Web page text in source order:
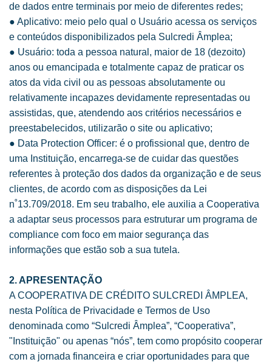
de dados entre terminais por meio de diferentes redes;
● Aplicativo: meio pelo qual o Usuário acessa os serviços
e conteúdos disponibilizados pela Sulcredi Âmplea;
● Usuário: toda a pessoa natural, maior de 18 (dezoito)
anos ou emancipada e totalmente capaz de praticar os
atos da vida civil ou as pessoas absolutamente ou
relativamente incapazes devidamente representadas ou
assistidas, que, atendendo aos critérios necessários e
preestabelecidos, utilizarão o site ou aplicativo;
● Data Protection Officer: é o profissional que, dentro de
uma Instituição, encarrega-se de cuidar das questões
referentes à proteção dos dados da organização e de seus
clientes, de acordo com as disposições da Lei
n˚13.709/2018. Em seu trabalho, ele auxilia a Cooperativa
a adaptar seus processos para estruturar um programa de
compliance com foco em maior segurança das
informações que estão sob a sua tutela.
2. APRESENTAÇÃO
A COOPERATIVA DE CRÉDITO SULCREDI ÂMPLEA,
nesta Política de Privacidade e Termos de Uso
denominada como “Sulcredi Âmplea”, “Cooperativa”,
"Instituição" ou apenas “nós”, tem como propósito cooperar
com a jornada financeira e criar oportunidades para que